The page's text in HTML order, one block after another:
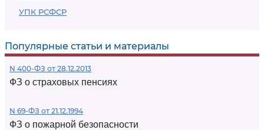
УПК РСФСР
Популярные статьи и материалы
N 400-ФЗ от 28.12.2013
ФЗ о страховых пенсиях
N 69-ФЗ от 21.12.1994
ФЗ о пожарной безопасности